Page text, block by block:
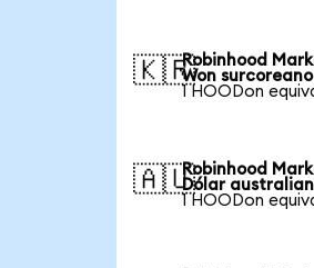
🇰🇷Robinhood
Won surcoreano
1 HOODon
🇦🇺Robinhood
Dólar
1 HOODon